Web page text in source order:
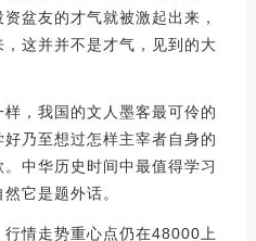
盆友的才气就被激起出来，
这并并不是才气，见到的大
，我国的文人墨客最可伶的
乃至想过怎样主宰者自身的
中华历史时间中最值得学习
它是题外话。
情走势重心点仍在48000上